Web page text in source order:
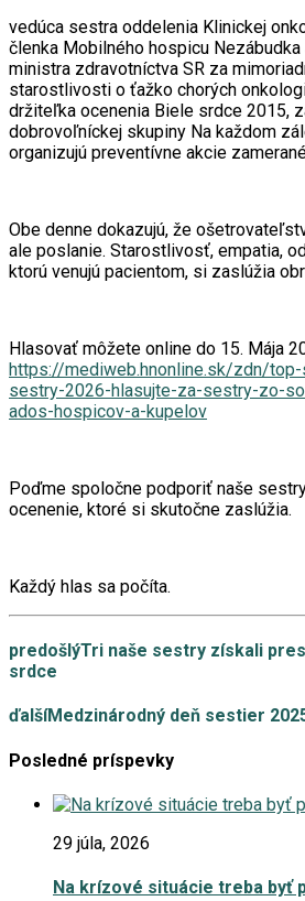
vedúca sestra oddelenia Klinickej
členka Mobilného hospicu
ministra zdravotníctva SR za
starostlivosti o ťažko chorých
držiteľka ocenenia Biele srdce 2015,
dobrovoľníckej skupiny Na každom
organizujú preventívne akcie
Obe denne dokazujú, že
ale poslanie. Starostlivosť, empatia,
ktorú venujú pacientom, si zaslúžia
Hlasovať môžete online do 15. Mája
https://mediweb.hnonline.sk/zdn/
sestry-2026-hlasujte-za-sestry-zo-
ados-hospicov-a-kupelov
Poďme spoločne podporiť naše
ocenenie, ktoré si skutočne zaslúžia.
Každý hlas sa počíta.
predošlýTri naše sestry získali
srdce
ďalšíMedzinárodný deň sestier
Posledné príspevky
29 júla, 2026
Na krízové situácie treba byť